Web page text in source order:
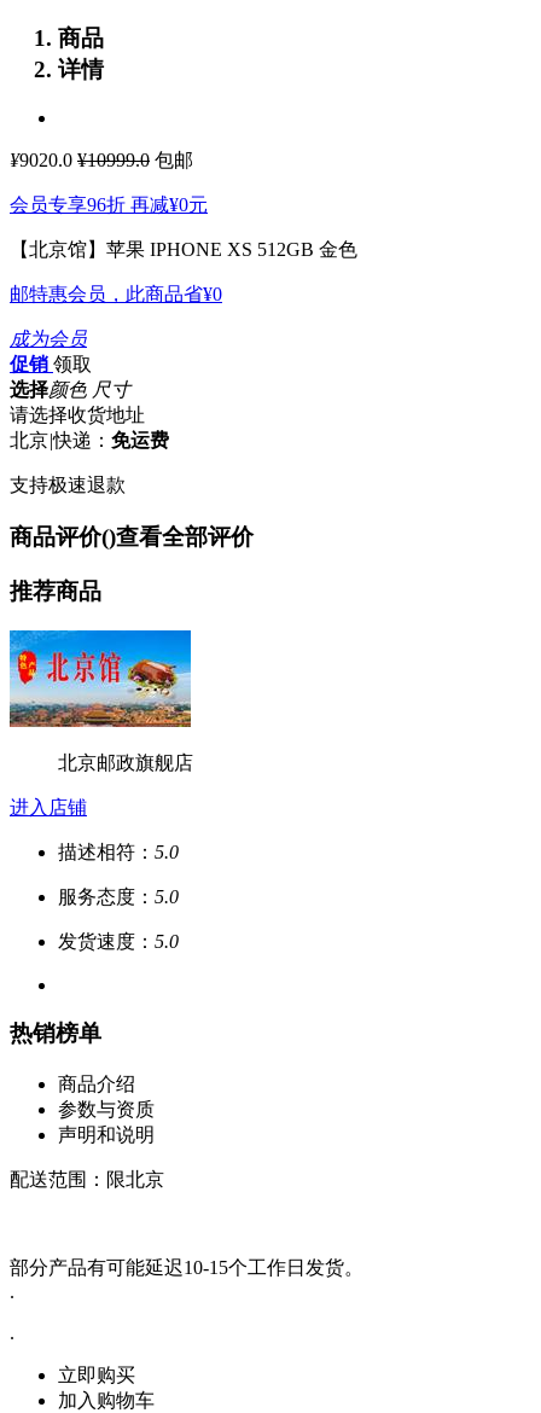
商品
详情
¥9020.0 ¥10999.0 包邮
会员专享96折 再减¥0元
【北京馆】苹果 IPHONE XS 512GB 金色
邮特惠会员，此商品省¥0
成为会员
促销 领取
选择颜色 尺寸
请选择收货地址
北京|快递： 免运费
支持极速退款
商品评价()查看全部评价
推荐商品
北京邮政旗舰店
进入店铺
描述相符： 5.0
服务态度： 5.0
发货速度： 5.0
热销榜单
商品介绍
参数与资质
声明和说明
配送范围：限北京
部分产品有可能延迟10-15个工作日发货。
.
.
立即购买
加入购物车